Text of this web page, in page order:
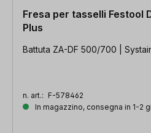
Fresa per tasselli Festool
Plus
Battuta ZA-DF 500/700 |
n. art.: F-578462
In magazzino, consegna in 1-2